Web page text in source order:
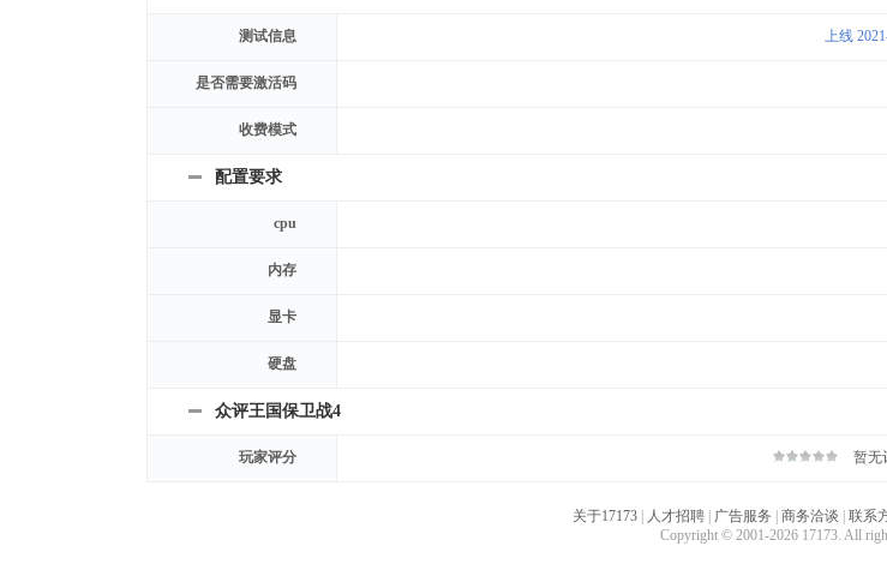
测试信息 上线
是否需要激活码
收费模式
配置要求
cpu
内存
显卡
硬盘
众评王国保卫战4
玩家评分 暂无
关于17173 人才招聘 广告服务 商务洽谈 联系
Copyright © 2001-2026 17173. All